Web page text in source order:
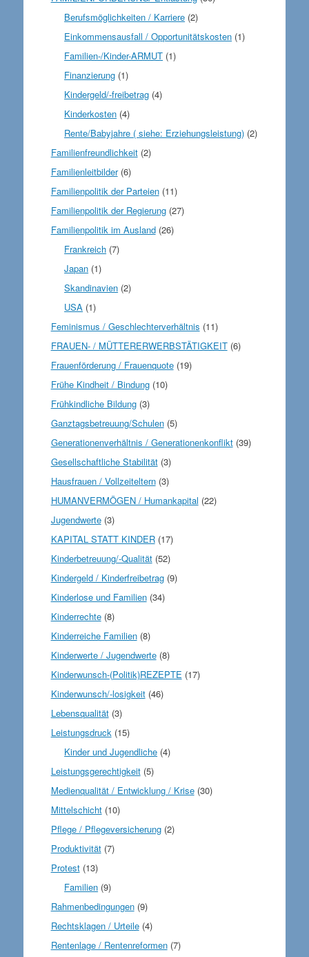
Berufsmöglichkeiten / Karriere (2)
Einkommensausfall / Opportunitätskosten (1)
Familien-/Kinder-ARMUT (1)
Finanzierung (1)
Kindergeld/-freibetrag (4)
Kinderkosten (4)
Rente/Babyjahre ( siehe: Erziehungsleistung) (2)
Familienfreundlichkeit(2)
Familienleitbilder(6)
Familienpolitik der Parteien(11)
Familienpolitik der Regierung(27)
Familienpolitik im Ausland(26)
Frankreich (7)
Japan (1)
Skandinavien (2)
USA (1)
Feminismus / Geschlechterverhältnis (11)
FRAUEN- / MÜTTERERWERBSTÄTIGKEIT(6)
Frauenförderung / Frauenquote(19)
Frühe Kindheit / Bindung(10)
Frühkindliche Bildung(3)
Ganztagsbetreuung/Schulen(5)
Generationenverhältnis / Generationenkonflikt(39)
Gesellschaftliche Stabilität(3)
Hausfrauen / Vollzeiteltern(3)
HUMANVERMÖGEN / Humankapital (22)
Jugendwerte(3)
KAPITAL STATT KINDER(17)
Kinderbetreuung/-Qualität(52)
Kindergeld / Kinderfreibetrag(9)
Kinderlose und Familien(34)
Kinderrechte(8)
Kinderreiche Familien(8)
Kinderwerte / Jugendwerte(8)
Kinderwunsch-(Politik)REZEPTE (17)
Kinderwunsch/-losigkeit(46)
Lebensqualität(3)
Leistungsdruck(15)
Kinder und Jugendliche (4)
Leistungsgerechtigkeit(5)
Medienqualität / Entwicklung / Krise(30)
Mittelschicht(10)
Pflege / Pflegeversicherung(2)
Produktivität(7)
Protest(13)
Familien (9)
Rahmenbedingungen(9)
Rechtsklagen / Urteile(4)
Rentenlage / Rentenreformen(7)